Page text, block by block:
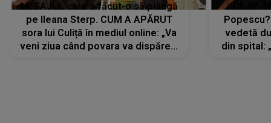
MESAJUL care a făcut-o să plângă
pe Ileana Sterp. CUM A APĂRUT
sora lui Culiță în mediul online: „Va
veni ziua când povara va dispărea,
vedetă
din spital: